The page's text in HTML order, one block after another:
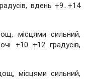
вдень +9...+14
місцями сильний,
+10...+12 градусів,
місцями сильний,